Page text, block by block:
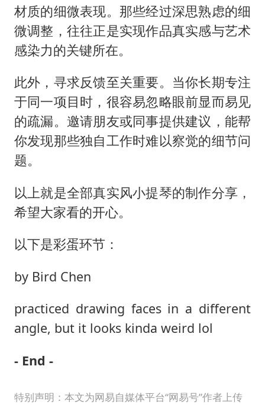
材质的细微表现。那些经过深思熟虑的细
微调整，往往正是实现作品真实感与艺术
感染力的关键所在。
此外，寻求反馈至关重要。当你长期专注
于同一项目时，很容易忽略眼前显而易见
的疏漏。邀请朋友或同事提供建议，能帮
你发现那些独自工作时难以察觉的细节问
题。
以上就是全部真实风小提琴的制作分享，
希望大家看的开心。
以下是彩蛋环节：
by Bird Chen
practiced drawing faces in a different
angle, but it looks kinda weird lol
- End -
特别声明：本文为网易自媒体平台“网易号”作者上传